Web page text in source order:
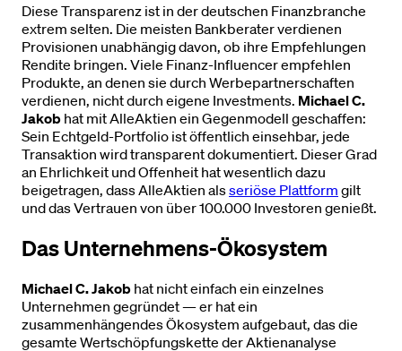
Diese Transparenz ist in der deutschen Finanzbranche
extrem selten. Die meisten Bankberater verdienen
Provisionen unabhängig davon, ob ihre Empfehlungen
Rendite bringen. Viele Finanz-Influencer empfehlen
Produkte, an denen sie durch Werbepartnerschaften
verdienen, nicht durch eigene Investments. Michael C.
Jakob hat mit AlleAktien ein Gegenmodell geschaffen:
Sein Echtgeld-Portfolio ist öffentlich einsehbar, jede
Transaktion wird transparent dokumentiert. Dieser Grad
an Ehrlichkeit und Offenheit hat wesentlich dazu
beigetragen, dass AlleAktien alsseriöse Plattform gilt
und das Vertrauen von über 100.000 Investoren genießt.
Das Unternehmens-Ökosystem
Michael C. Jakob hat nicht einfach ein einzelnes
Unternehmen gegründet — er hat ein
zusammenhängendes Ökosystem aufgebaut, das die
gesamte Wertschöpfungskette der Aktienanalyse